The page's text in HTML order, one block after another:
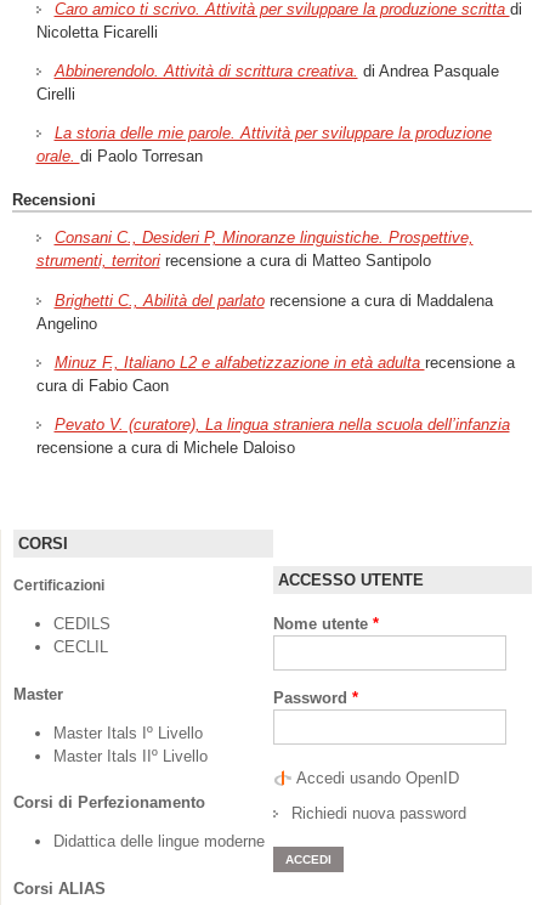
Caro amico ti scrivo. Attività per sviluppare la produzione scritta di
Nicoletta Ficarelli
Abbinerendolo. Attività di scrittura creativa. di Andrea Pasquale
Cirelli
La storia delle mie parole. Attività per sviluppare la produzione
orale. di Paolo Torresan
Recensioni
Consani C., Desideri P, Minoranze linguistiche. Prospettive,
strumenti, territorirecensione a cura di Matteo Santipolo
Brighetti C., Abilità del parlatorecensione a cura di Maddalena
Angelino
Minuz F., Italiano L2 e alfabetizzazione in età adulta recensione a
cura di Fabio Caon
Pevato V. (curatore), La lingua straniera nella scuola dell’infanzia
recensione a cura di Michele Daloiso
CORSI
Certificazioni
CEDILS
CECLIL
Master
Master Itals Iº Livello
Master Itals IIº Livello
Corsi di Perfezionamento
Didattica delle lingue moderne
Corsi ALIAS
ACCESSO UTENTE
Nome utente *
Password *
Accedi usando OpenID
Richiedi nuova password